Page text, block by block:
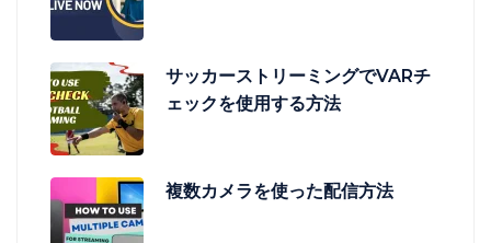
サッカーストリーミングでVARチ
ェックを使用する方法
複数カメラを使った配信方法